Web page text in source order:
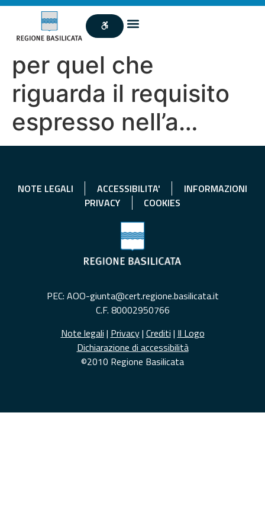
per quel che
riguarda il requisito
espresso nell’a…
NOTE LEGALI ACCESSIBILITA'
INFORMAZIONI
PRIVACY
COOKIES
PEC: AOO-giunta@cert.regione.basilicata.it
C.F. 80002950766
Note legali | Privacy| Crediti | Il Logo
Dichiarazione di accessibilità
©2010 Regione Basilicata